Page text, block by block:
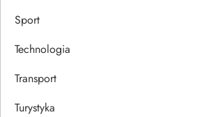
Sport
Technologia
Transport
Turystyka